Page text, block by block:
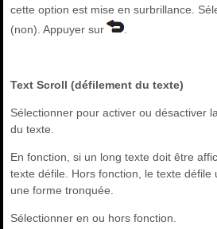
cette option est mise en surbrillance.
(non). Appuyer sur
Text Scroll (défilement du texte)
Sélectionner pour activer ou désactiver
du texte.
En fonction, si un long texte doit être
texte défile. Hors fonction, le texte défile
une forme tronquée.
Sélectionner en ou hors fonction.